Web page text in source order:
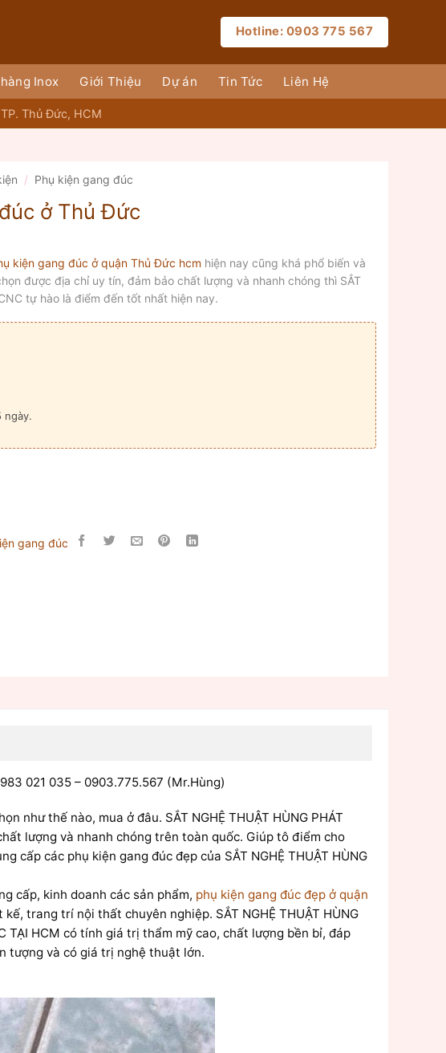
Hotline: 0903 775 567
Inox Giới Thiệu Dự án Tin Tức Liên Hệ
Thủ Đức, HCM
/ Phụ kiện gang đúc
ở Thủ Đức
kiện gang đúc ở quận Thủ Đức hcm hiện nay cũng khá phổ biến và
được địa chỉ uy tín, đảm bảo chất lượng và nhanh chóng thì SẮT
tự hào là điểm đến tốt nhất hiện nay.
ngày.
gang đúc
021 035 – 0903.775.567 (Mr.Hùng)
như thế nào, mua ở đâu. SẮT NGHỆ THUẬT HÙNG PHÁT
lượng và nhanh chóng trên toàn quốc. Giúp tô điểm cho
cấp các phụ kiện gang đúc đẹp của SẮT NGHỆ THUẬT HÙNG
cấp, kinh doanh các sản phẩm, phụ kiện gang đúc đẹp ở quận
trang trí nội thất chuyên nghiệp. SẮT NGHỆ THUẬT HÙNG
TẠI HCM có tính giá trị thẩm mỹ cao, chất lượng bền bỉ, đáp
tượng và có giá trị nghệ thuật lớn.